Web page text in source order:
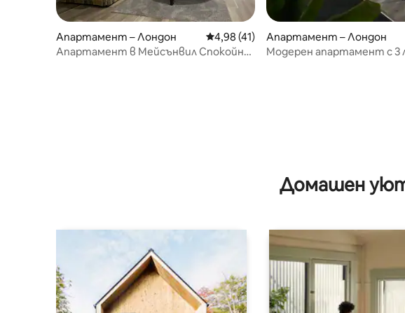
Апартамент – Лондон Средна оценка: 4,98 от 5, 41 отзива
4,98 (41)
Апартамент в Мейсънвил Спокойно
Апартамент – Лондон
Модерен апартамент с 3
Домашен